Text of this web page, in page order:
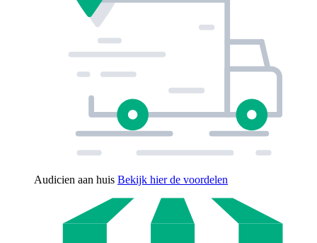
Audicien aan huis Bekijk hier de voordelen